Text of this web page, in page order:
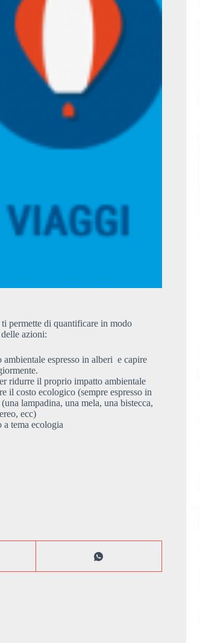
ti permette di quantificare in modo
azioni:
espresso in alberi e capire
ridurre il proprio impatto ambientale
il costo ecologico (sempre espresso in
lampadina, una mela, una bistecca,
ecc)
tema ecologia